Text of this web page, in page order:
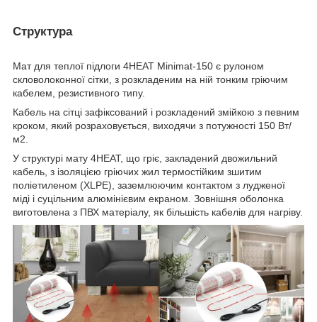
Структура
Мат для теплої підлоги 4HEAT Minimat-150 є рулоном
скловолоконної сітки, з розкладеним на ній тонким гріючим
кабелем, резистивного типу.
Кабель на сітці зафіксований і розкладений змійкою з певним
кроком, який розраховується, виходячи з потужності 150 Вт/
м2.
У структурі мату 4HEAT, що гріє, закладений двожильний
кабель, з ізоляцією гріючих жил термостійким зшитим
поліетиленом (XLPE), заземлюючим контактом з лудженої
міді і суцільним алюмінієвим екраном. Зовнішня оболонка
виготовлена з ПВХ матеріалу, як більшість кабелів для нагріву.